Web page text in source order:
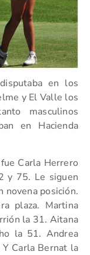
en los
y El Valle los
masculinos
en Hacienda
Carla Herrero
y 75. Le siguen
novena posición.
plaza. Martina
la 31. Aitana
la 51. Andrea
Carla Bernat la